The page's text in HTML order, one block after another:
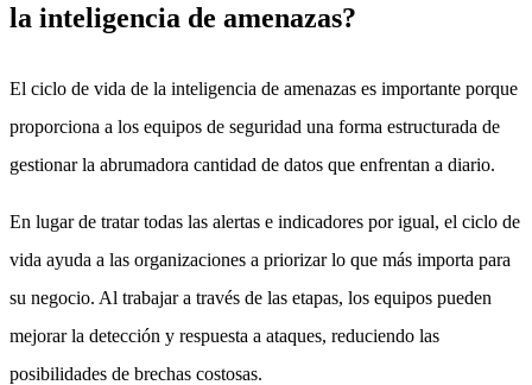
la inteligencia de amenazas?
El ciclo de vida de la inteligencia de amenazas es importante porque
proporciona a los equipos de seguridad una forma estructurada de
gestionar la abrumadora cantidad de datos que enfrentan a diario.
En lugar de tratar todas las alertas e indicadores por igual, el ciclo de
vida ayuda a las organizaciones a priorizar lo que más importa para
su negocio. Al trabajar a través de las etapas, los equipos pueden
mejorar la detección y respuesta a ataques, reduciendo las
posibilidades de brechas costosas.